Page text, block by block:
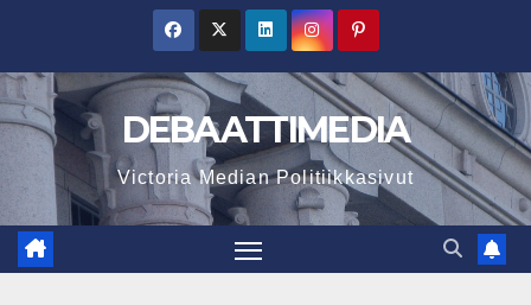
content
DEBAATTIMEDIA
Victoria Median Politiikkasivut